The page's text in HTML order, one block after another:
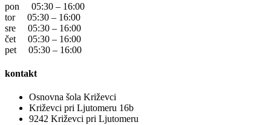
pon 05:30 – 16:00
tor 05:30 – 16:00
sre 05:30 – 16:00
čet 05:30 – 16:00
pet 05:30 – 16:00
kontakt
Osnovna šola Križevci
Križevci pri Ljutomeru 16b
9242 Križevci pri Ljutomeru